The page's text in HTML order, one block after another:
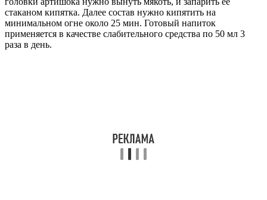
стаканом кипятка. Далее состав нужно кипятить на
минимальном огне около 25 мин. Готовый напиток
применяется в качестве слабительного средства по 50 мл 3
раза в день.